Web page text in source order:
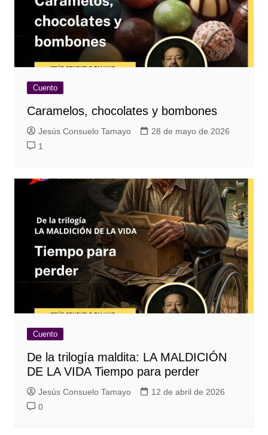
Cuento
Caramelos, chocolates y bombones
Jesús Consuelo Tamayo
28 de mayo de 2026
1
Cuento
De la trilogía maldita: LA MALDICIÓN
DE LA VIDA Tiempo para perder
Jesús Consuelo Tamayo
12 de abril de 2026
0